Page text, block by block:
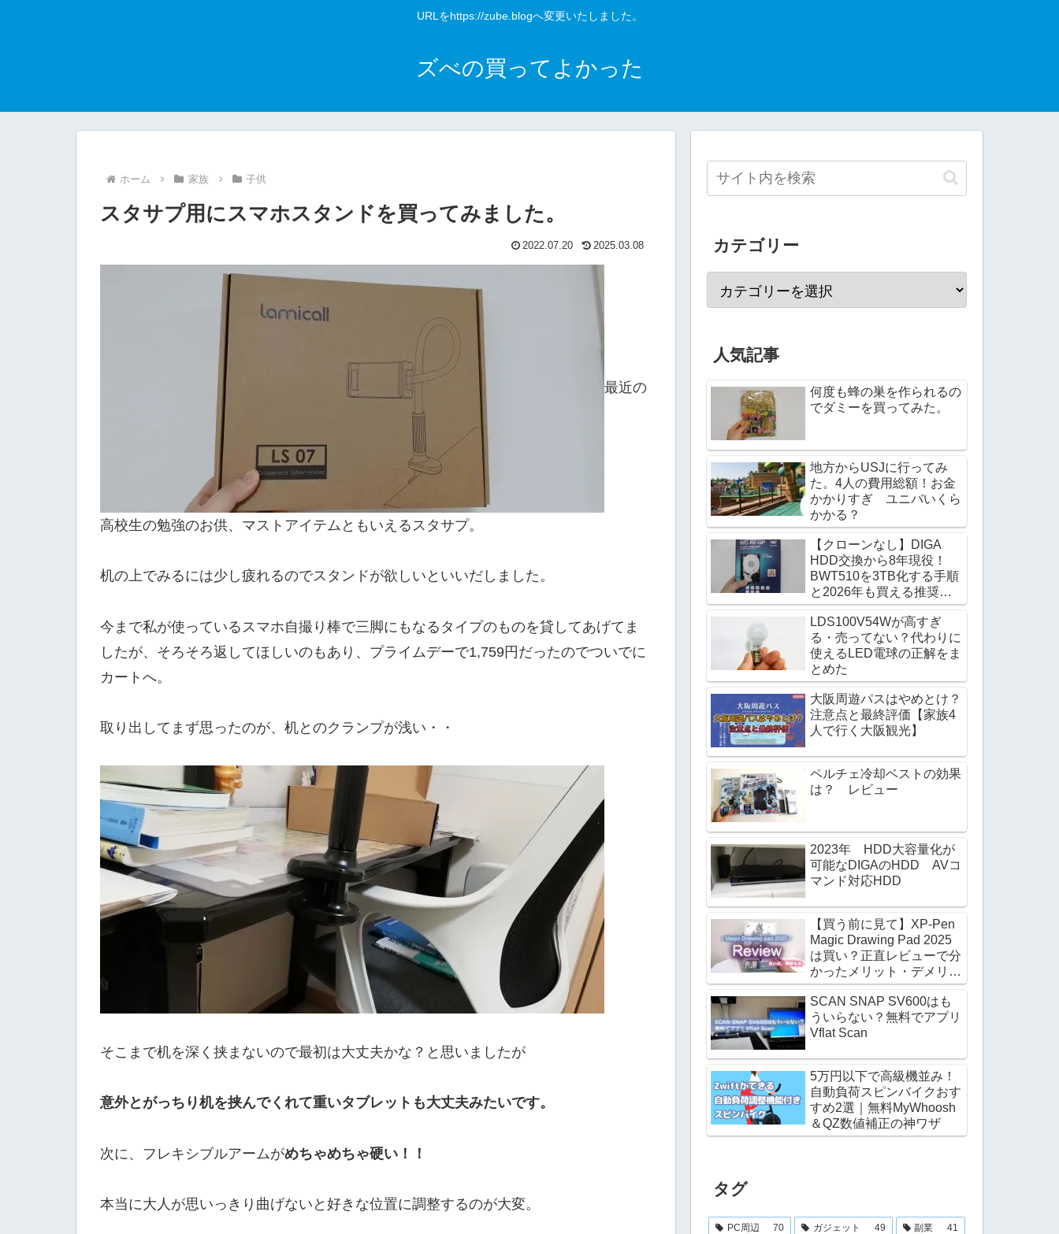
URLをhttps://zube.blogへ変更いたしました。
ズべの買ってよかった
ホーム 家族 子供
スタサプ用にスマホスタンドを買ってみました。
2022.07.20 2025.03.08
最近の
高校生の勉強のお供、マストアイテムともいえるスタサプ。
机の上でみるには少し疲れるのでスタンドが欲しいといいだしました。
今まで私が使っているスマホ自撮り棒で三脚にもなるタイプのものを貸してあげてま
したが、そろそろ返してほしいのもあり、プライムデーで1,759円だったのでついでに
カートへ。
取り出してまず思ったのが、机とのクランプが浅い・・
そこまで机を深く挟まないので最初は大丈夫かな？と思いましたが
意外とがっちり机を挟んでくれて重いタブレットも大丈夫みたいです。
次に、フレキシブルアームがめちゃめちゃ硬い！！
本当に大人が思いっきり曲げないと好きな位置に調整するのが大変。
カテゴリー
人気記事
何度も蜂の巣を作られるの
でダミーを買ってみた。
地方からUSJに行ってみ
た。4人の費用総額！お金
かかりすぎ ユニバいくら
かかる？
【クローンなし】DIGA
HDD交換から8年現役！
BWT510を3TB化する手順
と2026年も買える推奨
HDD
LDS100V54Wが高すぎ
る・売ってない？代わりに
使えるLED電球の正解をま
とめた
大阪周遊パスはやめとけ？
注意点と最終評価【家族4
人で行く大阪観光】
ペルチェ冷却ベストの効果
は？ レビュー
2023年 HDD大容量化が
可能なDIGAのHDD AVコ
マンド対応HDD
【買う前に見て】XP-Pen
Magic Drawing Pad 2025
は買い？正直レビューで分
かったメリット・デメリッ
ト
SCAN SNAP SV600はも
ういらない？無料でアプリ
Vflat Scan
5万円以下で高級機並み！
自動負荷スピンバイクおす
すめ2選｜無料MyWhoosh
＆QZ数値補正の神ワザ
タグ
PC周辺 70 ガジェット 49 副業 41